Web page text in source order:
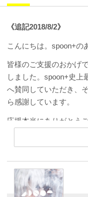
《追記2018/8/2》
こんにちは。spoon+の
皆様のご支援のおかげ
しました。spoon+史上
へ賛同していただき、
ら感謝しています。
応援本当にありがとう
プロジェクト終了まで
しいゴールを目指すこ
新たなゴールを達成し